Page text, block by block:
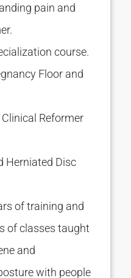
pain and
course.
Floor and
Reformer
Herniated Disc
of training and
of classes taught
and
with people